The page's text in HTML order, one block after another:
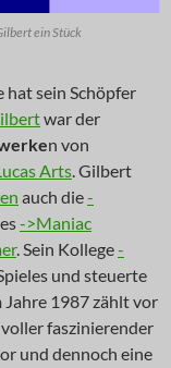
ein Stück
hat sein Schöpfer
war der
n von
Arts. Gilbert
auch die-
->Maniac
. Sein Kollege-
und steuerte
Jahre 1987 zählt vor
voller faszinierender
und dennoch eine